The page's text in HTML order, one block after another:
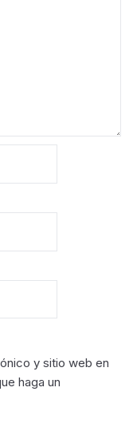
y sitio web en
haga un